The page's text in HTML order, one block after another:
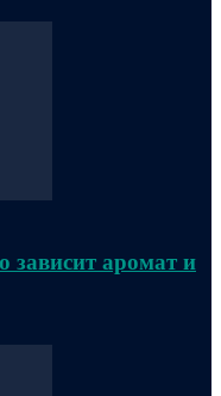
зависит аромат и